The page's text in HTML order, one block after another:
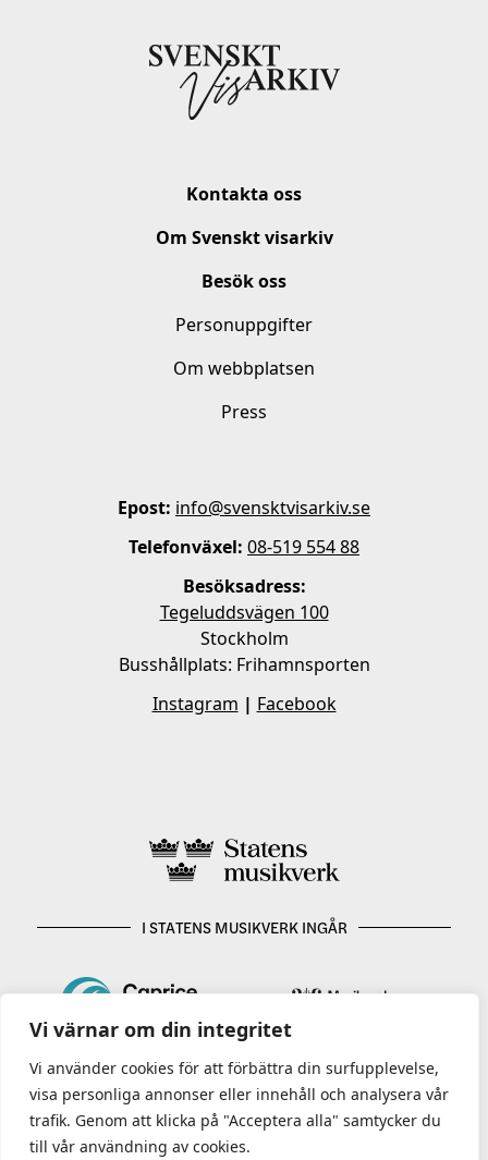
Vi värnar om din integritet
Vi använder cookies för att förbättra din surfupplevelse,
visa personliga annonser eller innehåll och analysera vår
trafik. Genom att klicka på "Acceptera alla" samtycker du
till vår användning av cookies.
Kontakta oss
Om Svenskt visarkiv
Besök oss
Personuppgifter
Om webbplatsen
Press
Epost: info@svensktvisarkiv.se
Telefonväxel: 08-519 554 88
Besöksadress:
Tegeluddsvägen 100
Stockholm
Busshållplats: Frihamnsporten
Instagram | Facebook
I STATENS MUSIKVERK INGÅR